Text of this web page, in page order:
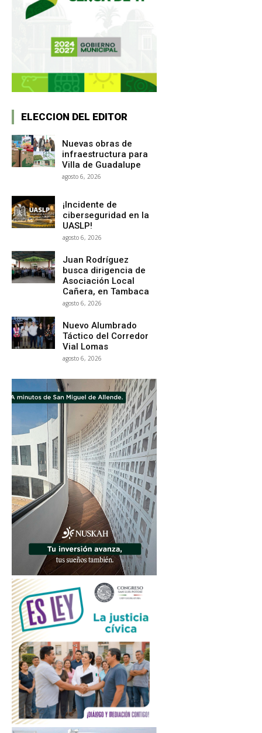
ELECCION DEL EDITOR
Nuevas obras de
infraestructura para
Villa de Guadalupe
agosto 6, 2026
¡Incidente de
ciberseguridad en la
UASLP!
agosto 6, 2026
Juan Rodríguez
busca dirigencia de
Asociación Local
Cañera, en Tambaca
agosto 6, 2026
Nuevo Alumbrado
Táctico del Corredor
Vial Lomas
agosto 6, 2026